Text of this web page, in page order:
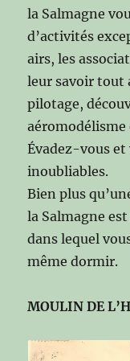
la Salmagne
d’activités
airs, les
leur savoir tout
pilotage,
aéromodélisme
Évadez-vous
inoubliables.
Bien plus
la Salmagne
dans lequel
même dormir.
MOULIN DE